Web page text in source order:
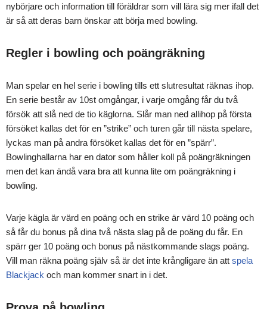
nybörjare och information till föräldrar som vill lära sig mer ifall det
är så att deras barn önskar att börja med bowling.
Regler i bowling och poängräkning
Man spelar en hel serie i bowling tills ett slutresultat räknas ihop.
En serie består av 10st omgångar, i varje omgång får du två
försök att slå ned de tio käglorna. Slår man ned allihop på första
försöket kallas det för en ”strike” och turen går till nästa spelare,
lyckas man på andra försöket kallas det för en ”spärr”.
Bowlinghallarna har en dator som håller koll på poängräkningen
men det kan ändå vara bra att kunna lite om poängräkning i
bowling.
Varje kägla är värd en poäng och en strike är värd 10 poäng och
så får du bonus på dina två nästa slag på de poäng du får. En
spärr ger 10 poäng och bonus på nästkommande slags poäng.
Vill man räkna poäng själv så är det inte krångligare än att spela
Blackjack och man kommer snart in i det.